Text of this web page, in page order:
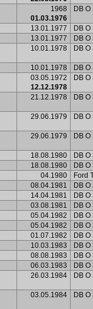
1968
01.03.1976
DB
13.01.1977
DB O
13.01.1977
DB O
10.01.1978 DB O
10.01.1978
DB O
03.05.1972
12.12.1978
DB
21.12.1978 DB O
29.06.1979 DB O
29.06.1979 DB O
18.08.1980
DB O
18.08.1980
DB O
04.1980 Ford
08.04.1981
DB
14.04.1981
DB O
03.08.1981
DB O
05.04.1982
DB O
05.04.1982
DB O
01.07.1982
DB O
10.03.1983
DB
08.08.1983
DB O
06.03.1983
DB O
26.03.1984 DB O
03.05.1984 DB O